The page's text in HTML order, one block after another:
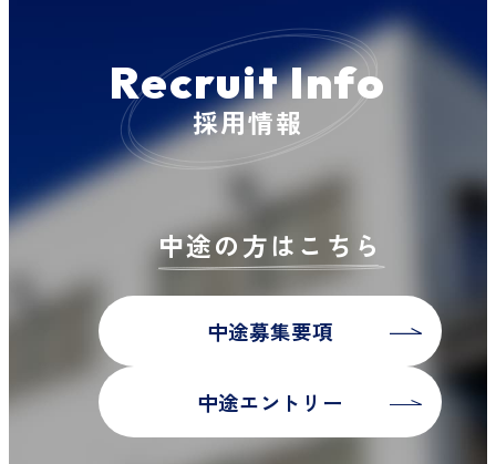
Recruit Info
採用情報
中途の方はこちら
中途募集要項
中途エントリー